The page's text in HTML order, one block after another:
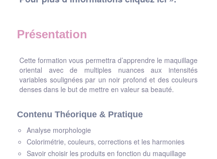
Présentation
Cette formation vous permettra d’apprendre le maquillage
oriental avec de multiples nuances aux intensités
variables soulignées par un noir profond et des couleurs
denses dans le but de mettre en valeur sa beauté.
Contenu Théorique & Pratique
Analyse morphologie
Colorimétrie, couleurs, corrections et les harmonies
Savoir choisir les produits en fonction du maquillage